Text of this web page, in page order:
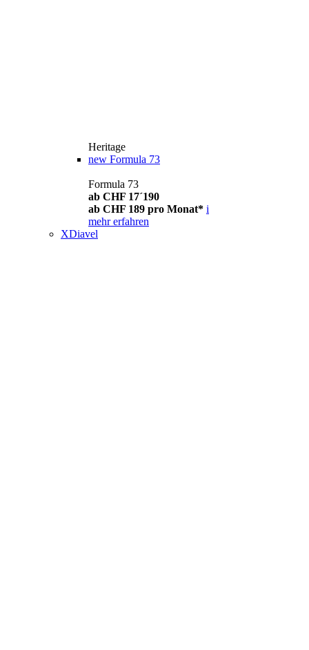
Heritage
new Formula 73
Formula 73
ab CHF 17´190
ab CHF 189 pro Monat* i
mehr erfahren
XDiavel